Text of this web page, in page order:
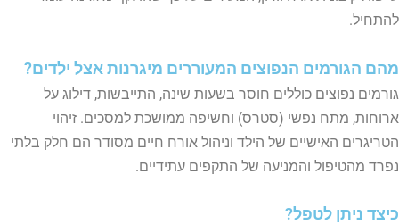
להתחיל.
מהם הגורמים הנפוצים המעוררים מיגרנות אצל ילדים?
גורמים נפוצים כוללים חוסר בשעות שינה, התייבשות, דילוג על
ארוחות, מתח נפשי (סטרס) וחשיפה ממושכת למסכים. זיהוי
הטריגרים האישיים של הילד וניהול אורח חיים מסודר הם חלק בלתי
נפרד מהטיפול והמניעה של התקפים עתידיים.
כיצד ניתן לטפל?